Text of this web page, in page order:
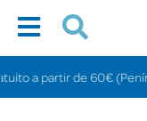
partir de 60€